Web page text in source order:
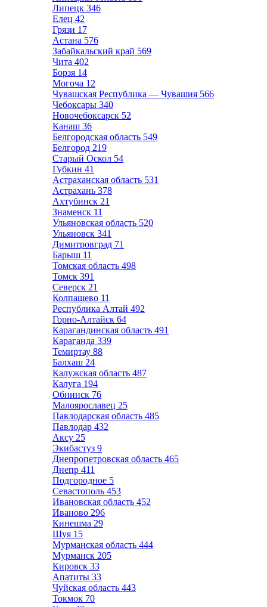
Липецк 346
Елец 42
Грязи 17
Астана 576
Забайкальский край 569
Чита 402
Борзя 14
Могоча 12
Чувашская Республика — Чувашия 566
Чебоксары 340
Новочебоксарск 52
Канаш 36
Белгородская область 549
Белгород 219
Старый Оскол 54
Губкин 41
Астраханская область 531
Астрахань 378
Ахтубинск 21
Знаменск 11
Ульяновская область 520
Ульяновск 341
Димитровград 71
Барыш 11
Томская область 498
Томск 391
Северск 21
Колпашево 11
Республика Алтай 492
Горно-Алтайск 64
Карагандинская область 491
Караганда 339
Темиртау 88
Балхаш 24
Калужская область 487
Калуга 194
Обнинск 76
Малоярославец 25
Павлодарская область 485
Павлодар 432
Аксу 25
Экибастуз 9
Днепропетровская область 465
Днепр 411
Подгородное 5
Севастополь 453
Ивановская область 452
Иваново 296
Кинешма 29
Шуя 15
Мурманская область 444
Мурманск 205
Кировск 33
Апатиты 33
Чуйская область 443
Токмок 70